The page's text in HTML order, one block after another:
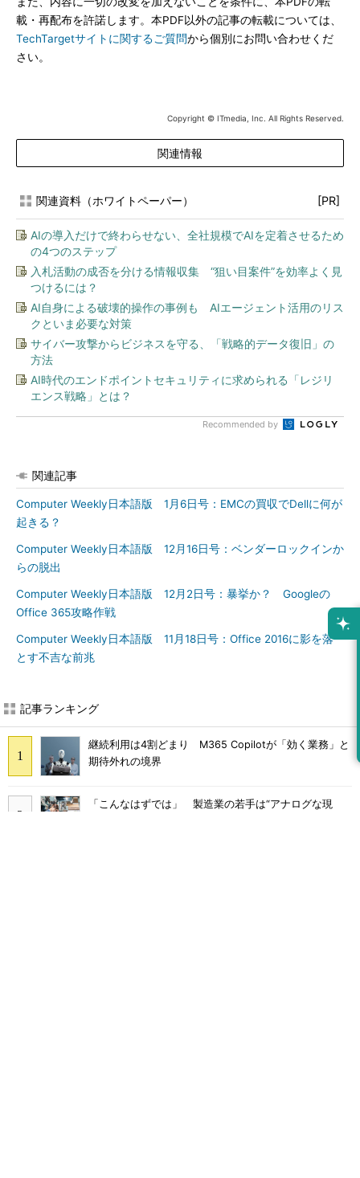
載・再配布を許諾します。本PDF以外の記事の転載については、
TechTargetサイトに関するご質問から個別にお問い合わせくだ
さい。
Copyright © ITmedia, Inc. All Rights Reserved.
関連情報
関連資料（ホワイトペーパー） [PR]
AIの導入だけで終わらせない、全社規模でAIを定着させるため
の4つのステップ
入札活動の成否を分ける情報収集 “狙い目案件”を効率よく見
つけるには？
AI自身による破壊的操作の事例も AIエージェント活用のリス
クといま必要な対策
サイバー攻撃からビジネスを守る、「戦略的データ復旧」の
方法
AI時代のエンドポイントセキュリティに求められる「レジリ
エンス戦略」とは？
Recommended by
関連記事
Computer Weekly日本語版 1月6日号：EMCの買収でDellに何が
起きる？
Computer Weekly日本語版 12月16日号：ベンダーロックインか
らの脱出
Computer Weekly日本語版 12月2日号：暴挙か？ Googleの
Office 365攻略作戦
Computer Weekly日本語版 11月18日号：Office 2016に影を落
とす不吉な前兆
記事ランキング
継続利用は4割どまり M365 Copilotが「効く業務」と
期待外れの境界
「こんなはずでは」 製造業の若手は“アナログな現